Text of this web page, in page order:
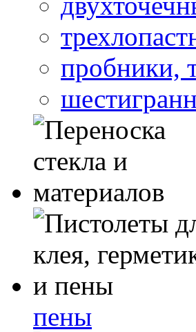
пробники,
пены